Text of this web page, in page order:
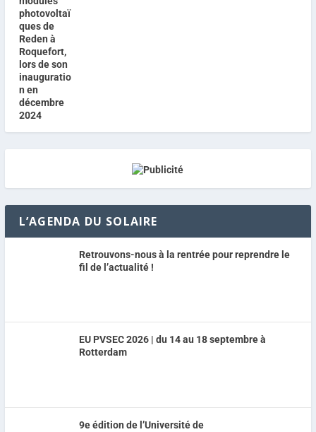
L’AGENDA DU SOLAIRE
Retrouvons-nous à la rentrée pour reprendre le
fil de l’actualité !
EU PVSEC 2026 | du 14 au 18 septembre à
Rotterdam
9e édition de l’Université de